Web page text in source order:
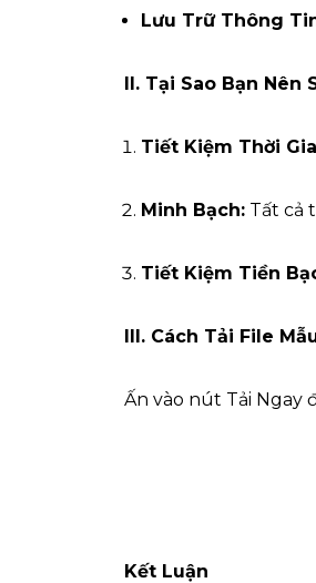
Lưu Trữ Thông
II. Tại Sao Bạn Nên
Tiết Kiệm Thời
Minh Bạch: Tất cả
Tiết Kiệm Tiền
III. Cách Tải File
Ấn vào nút Tải Ngay
Kết Luận